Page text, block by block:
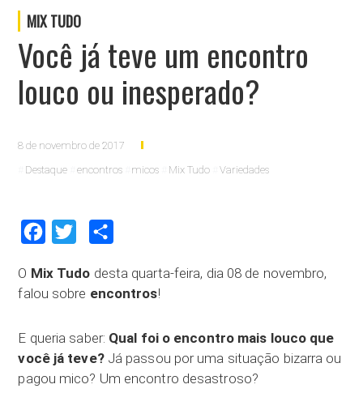
MIX TUDO
Você já teve um encontro
louco ou inesperado?
8 de novembro de 2017
Destaque
encontros micos Mix Tudo Variedades
Facebook Twitter
O Mix Tudo desta quarta-feira, dia 08 de novembro,
falou sobre encontros!
E queria saber: Qual foi o encontro mais louco que
você já teve?Já passou por uma situação bizarra ou
pagou mico? Um encontro desastroso?